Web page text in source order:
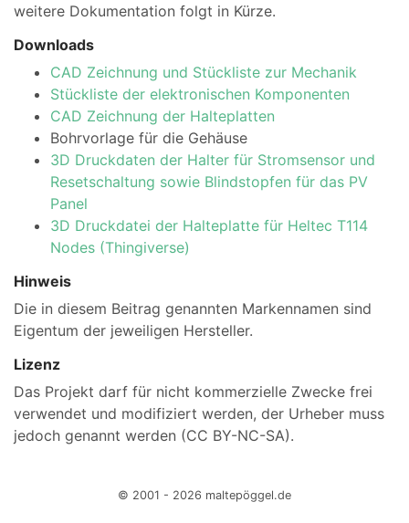
weitere Dokumentation folgt in Kürze.
Downloads
CAD Zeichnung und Stückliste zur Mechanik
Stückliste der elektronischen Komponenten
CAD Zeichnung der Halteplatten
Bohrvorlage für die Gehäuse
3D Druckdaten der Halter für Stromsensor und
Resetschaltung sowie Blindstopfen für das PV
Panel
3D Druckdatei der Halteplatte für Heltec T114
Nodes (Thingiverse)
Hinweis
Die in diesem Beitrag genannten Markennamen sind
Eigentum der jeweiligen Hersteller.
Lizenz
Das Projekt darf für nicht kommerzielle Zwecke frei
verwendet und modifiziert werden, der Urheber muss
jedoch genannt werden (CC BY-NC-SA).
© 2001 - 2026 maltepöggel.de